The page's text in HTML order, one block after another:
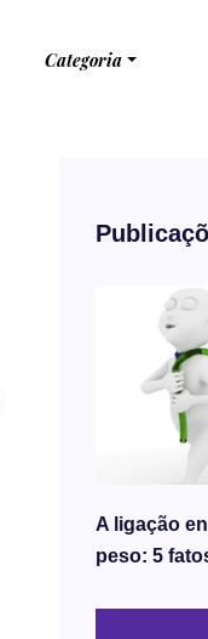
Categoria
A ligação
peso: 5